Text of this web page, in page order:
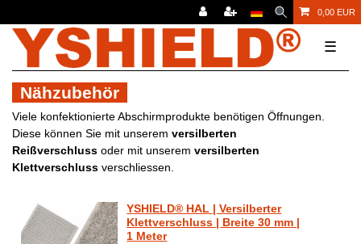
0,00 EUR
☰
Nähzubehör
Viele konfektionierte Abschirmprodukte benötigen Öffnungen.
Diese können Sie mit unserem versilberten
Reißverschluss oder mit unserem versilberten
Klettverschluss verschliessen.
YSHIELD® HAL | Versilberter
Klettverschluss | Breite 30 mm |
1 Meter